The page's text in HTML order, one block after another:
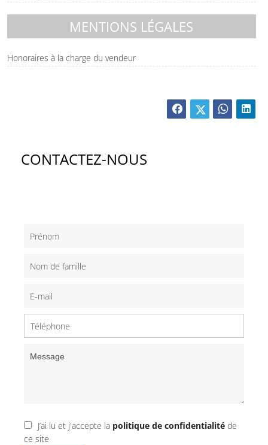
MENTIONS LÉGALES
Honoraires à la charge du vendeur
CONTACTEZ-NOUS
J’ai lu et j'accepte la politique de confidentialité de
ce site